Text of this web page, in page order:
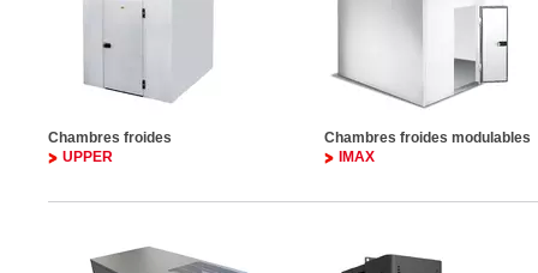
Chambres froides
UPPER
Chambres froides modulables
IMAX